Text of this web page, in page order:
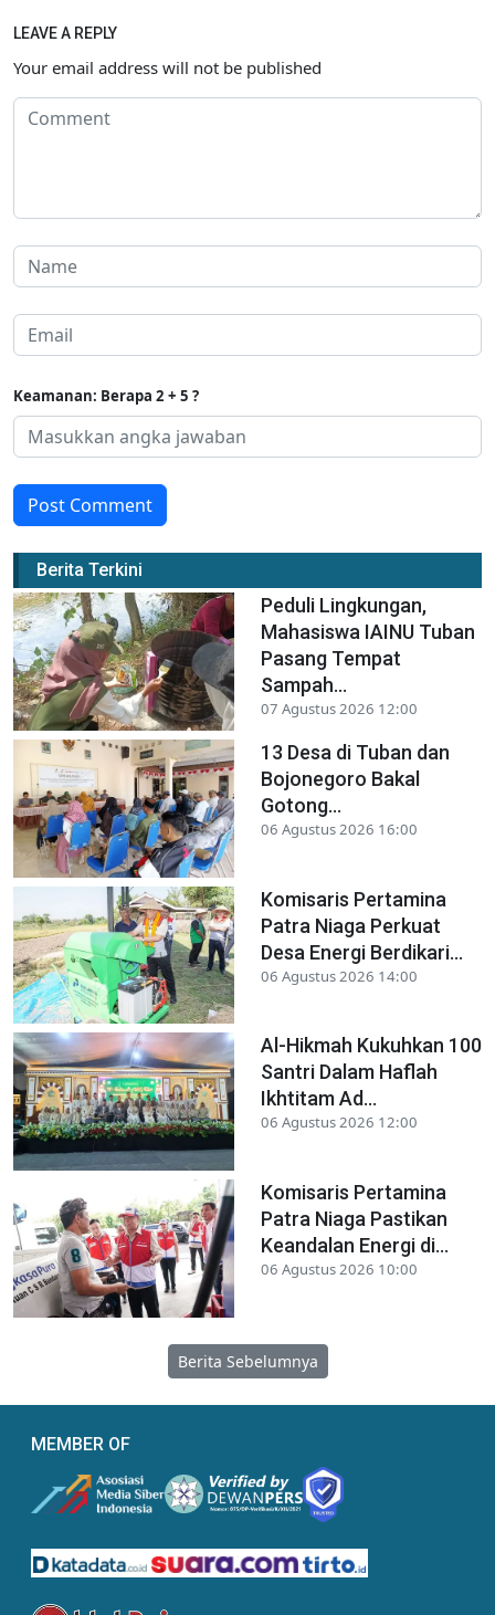
LEAVE A REPLY
Your email address will not be published
Keamanan: Berapa 2 + 5 ?
Post Comment
Berita Terkini
Peduli Lingkungan,
Mahasiswa IAINU Tuban
Pasang Tempat
Sampah...
07 Agustus 2026 12:00
13 Desa di Tuban dan
Bojonegoro Bakal
Gotong...
06 Agustus 2026 16:00
Komisaris Pertamina
Patra Niaga Perkuat
Desa Energi Berdikari...
06 Agustus 2026 14:00
Al-Hikmah Kukuhkan 100
Santri Dalam Haflah
Ikhtitam Ad...
06 Agustus 2026 12:00
Komisaris Pertamina
Patra Niaga Pastikan
Keandalan Energi di...
06 Agustus 2026 10:00
Berita Sebelumnya
MEMBER OF